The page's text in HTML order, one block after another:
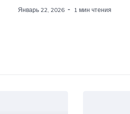
Январь 22, 2026 1 мин чтения